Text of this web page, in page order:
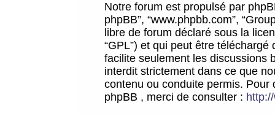
Notre forum est propulsé par
phpBB”, “www.phpbb.com”,
libre de forum déclaré sous la
“GPL”) et qui peut être téléchargé
facilite seulement les discussions
interdit strictement dans ce que
contenu ou conduite permis.
phpBB , merci de consulter :